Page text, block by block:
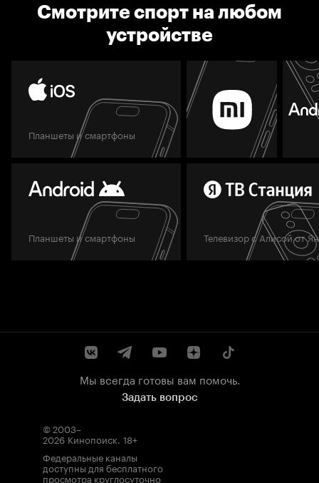
Смотрите спорт на любом
устройстве
Планшеты и смартфоны
Планшеты и смартфоны Телевизор с Алисой от
Мы всегда готовы вам помочь.
Задать вопрос
© 2003–
2026 Кинопоиск. 18+
Федеральные каналы
доступны для бесплатного
просмотра круглосуточно